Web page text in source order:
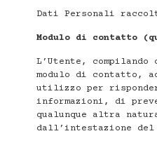
Dati Personali
Modulo di contatto
L’Utente,
modulo di contatto,
utilizzo per
informazioni, di
qualunque altra
dall’intestazione del